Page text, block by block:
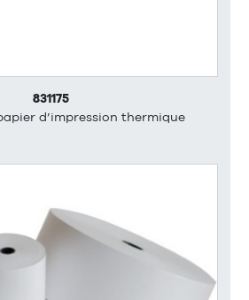
831175
d’impression thermique